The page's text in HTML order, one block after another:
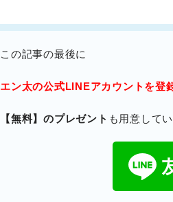
この記事の最後に
エン太の公式LINEアカウントを登
【無料】のプレゼント も用意して